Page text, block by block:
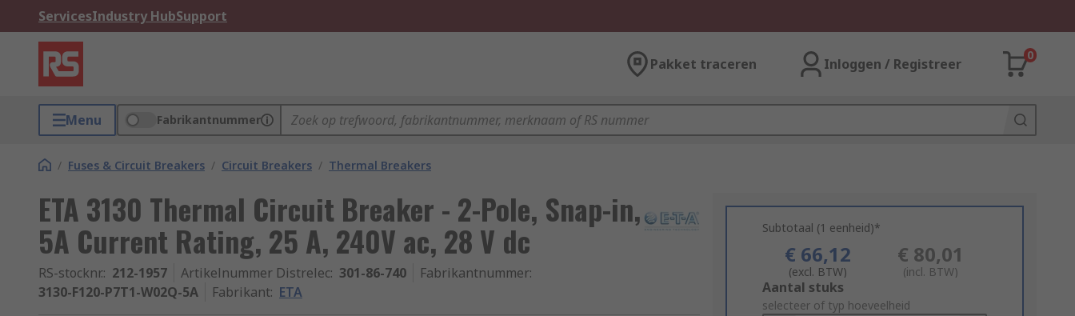
ServicesIndustry HubSupport
Pakket traceren Inloggen / Registreer
0
Menu Fabrikantnummer
/ Fuses & Circuit Breakers / Circuit Breakers / Thermal Breakers
ETA 3130 Thermal Circuit Breaker - 2-Pole, Snap-in,
5A Current Rating, 25 A, 240V ac, 28 V dc
RS-stocknr.: 212-1957 Artikelnummer Distrelec: 301-86-740 Fabrikantnummer:
3130-F120-P7T1-W02Q-5A
Fabrikant: ETA
Subtotaal (1 eenheid)*
€ 66,12
(excl. BTW)
€ 80,01
(incl. BTW)
Add
to
Aantal stuks
selecteer of typ hoeveelheid